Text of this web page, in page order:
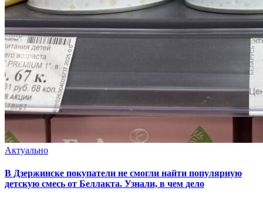
Актуально
В Дзержинске покупатели не смогли найти популярную
детскую смесь от Беллакта. Узнали, в чем дело